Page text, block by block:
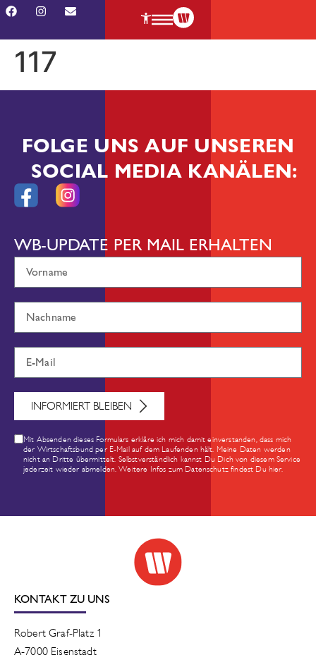
117
FOLGE UNS AUF UNSEREN
SOCIAL MEDIA KANÄLEN:
WB-UPDATE PER MAIL ERHALTEN
Mit Absenden dieses Formulars erkläre ich mich damit einverstanden, dass mich
der Wirtschaftsbund per E-Mail auf dem Laufenden hält. Meine Daten werden
nicht an Dritte übermittelt. Selbstverständlich kannst Du Dich von diesem Service
jederzeit wieder abmelden. Weitere Infos zum Datenschutz findest Du hier.
INFORMIERT BLEIBEN
KONTAKT ZU UNS
Robert Graf-Platz 1
A-7000 Eisenstadt